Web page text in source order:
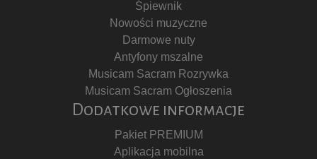
Śpiewnik
Nowości muzyczne
Darmowe nuty
Antyfony mszalne
Musicam Sacram Rozrywka
Musicam Sacram Ogłoszenia
Dodatkowe informacje
Pakiet PREMIUM
Aplikacja mobilna